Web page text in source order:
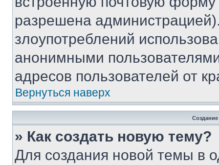
разрешена
злоупотреблений
анонимными
адресов пользователей от
Вернуться наверх
» Как создать новую тему?
Для создания новой темы в